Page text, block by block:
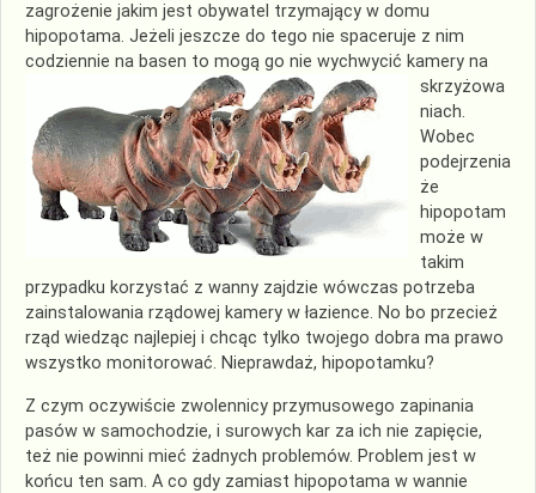
zagrożenie jakim jest obywatel trzymający w domu
hipopotama. Jeżeli jeszcze do tego nie spaceruje z nim
codziennie na basen to mogą go nie wychwycić kamery na
skrzyżowa
niach.
Wobec
podejrzenia
że
hipopotam
może w
takim
przypadku korzystać z wanny zajdzie wówczas potrzeba
zainstalowania rządowej kamery w łazience. No bo przecież
rząd wiedząc najlepiej i chcąc tylko twojego dobra ma prawo
wszystko monitorować. Nieprawdaż, hipopotamku?
Z czym oczywiście zwolennicy przymusowego zapinania
pasów w samochodzie, i surowych kar za ich nie zapięcie,
też nie powinni mieć żadnych problemów. Problem jest w
końcu ten sam. A co gdy zamiast hipopotama w wannie